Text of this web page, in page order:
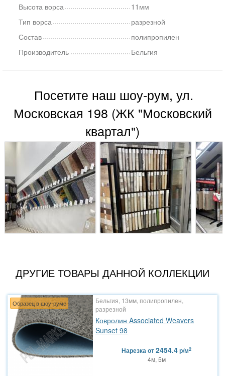
Высота ворса
11мм
Тип ворса
разрезной
Состав
полипропилен
Производитель
Бельгия
Посетите наш шоу-рум, ул.
Московская 198 (ЖК "Московский
квартал")
ДРУГИЕ ТОВАРЫ ДАННОЙ КОЛЛЕКЦИИ
Образец в шоу-руме
Бельгия, 13мм, полипропилен,
разрезной
Ковролин Associated Weavers
Sunset 98
Нарезкаот2454.4р/м2
4м, 5м